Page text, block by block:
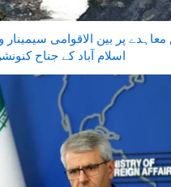
پر بین الاقوامی سیمینار
اسلام آباد کے جناح